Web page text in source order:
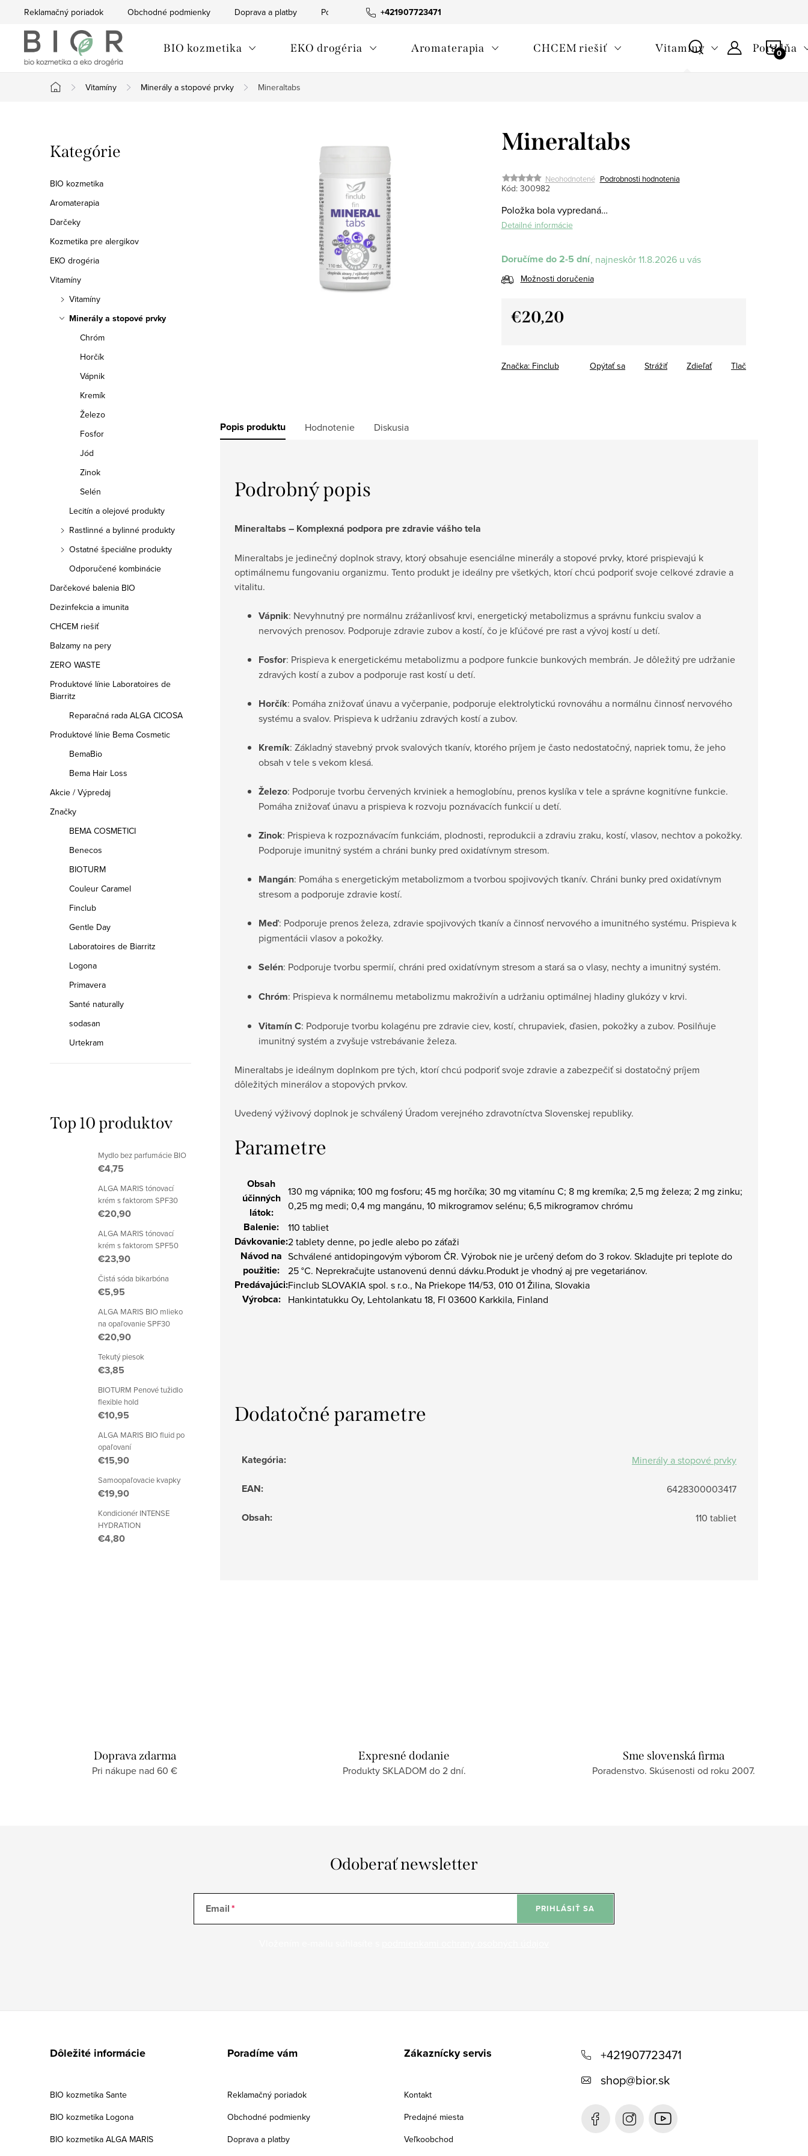
+421907723471
Reklamačný poriadok Obchodné podmienky Doprava a platby Podmienky ochrany osobných údajov
BIO kozmetika EKO drogéria Aromaterapia CHCEM riešiť Vitamíny Poradňa
Domov
Vitamíny Minerály a stopové prvky Mineraltabs
o
č
n
ý
p
a
n
Preskočiť
kategórie
Kategórie
BIO kozmetika
Aromaterapia
Darčeky
Kozmetika pre alergikov
EKO drogéria
Vitamíny
Vitamíny
Minerály a stopové prvky
Chróm
Horčík
Vápnik
Kremík
Železo
Fosfor
Jód
Zinok
Selén
Lecitín a olejové produkty
Rastlinné a bylinné produkty
Ostatné špeciálne produkty
Odporučené kombinácie
Darčekové balenia BIO
Dezinfekcia a imunita
CHCEM riešiť
Balzamy na pery
ZERO WASTE
Produktové línie Laboratoires de
Biarritz
Reparačná rada ALGA CICOSA
Produktové línie Bema Cosmetic
BemaBio
Bema Hair Loss
Akcie / Výpredaj
Značky
BEMA COSMETICI
Benecos
BIOTURM
Couleur Caramel
Finclub
Gentle Day
Laboratoires de Biarritz
Logona
Primavera
Santé naturally
sodasan
Urtekram
Top 10 produktov
Mydlo bez parfumácie BIO
€4,75
ALGA MARIS tónovací
krém s faktorom SPF30
€20,90
ALGA MARIS tónovací
krém s faktorom SPF50
€23,90
Čistá sóda bikarbóna
€5,95
ALGA MARIS BIO mlieko
na opaľovanie SPF30
€20,90
Tekutý piesok
€3,85
BIOTURM Penové tužidlo
flexible hold
€10,95
ALGA MARIS BIO fluid po
opaľovaní
€15,90
Samoopaľovacie kvapky
€19,90
Kondicionér INTENSE
HYDRATION
€4,80
Mineraltabs
Neohodnotené Podrobnosti hodnotenia
Kód: 300982
Položka bola vypredaná…
Detailné informácie
Doručíme do 2-5 dní 11.8.2026
Možnosti doručenia
€20,20
Značka: Finclub Tlač
Opýtať sa Strážiť Zdieľať
Popis produktu Hodnotenie Diskusia
Podrobný popis
Mineraltabs – Komplexná podpora pre zdravie vášho tela
Mineraltabs je jedinečný doplnok stravy, ktorý obsahuje esenciálne minerály a stopové prvky, ktoré prispievajú k
optimálnemu fungovaniu organizmu. Tento produkt je ideálny pre všetkých, ktorí chcú podporiť svoje celkové zdravie a
vitalitu.
Vápnik: Nevyhnutný pre normálnu zrážanlivosť krvi, energetický metabolizmus a správnu funkciu svalov a
nervových prenosov. Podporuje zdravie zubov a kostí, čo je kľúčové pre rast a vývoj kostí u detí.
Fosfor: Prispieva k energetickému metabolizmu a podpore funkcie bunkových membrán. Je dôležitý pre udržanie
zdravých kostí a zubov a podporuje rast kostí u detí.
Horčík: Pomáha znižovať únavu a vyčerpanie, podporuje elektrolytickú rovnováhu a normálnu činnosť nervového
systému a svalov. Prispieva k udržaniu zdravých kostí a zubov.
Kremík: Základný stavebný prvok svalových tkanív, ktorého príjem je často nedostatočný, napriek tomu, že jeho
obsah v tele s vekom klesá.
Železo: Podporuje tvorbu červených krviniek a hemoglobínu, prenos kyslíka v tele a správne kognitívne funkcie.
Pomáha znižovať únavu a prispieva k rozvoju poznávacích funkcií u detí.
Zinok: Prispieva k rozpoznávacím funkciám, plodnosti, reprodukcii a zdraviu zraku, kostí, vlasov, nechtov a pokožky.
Podporuje imunitný systém a chráni bunky pred oxidatívnym stresom.
Mangán: Pomáha s energetickým metabolizmom a tvorbou spojivových tkanív. Chráni bunky pred oxidatívnym
stresom a podporuje zdravie kostí.
Meď: Podporuje prenos železa, zdravie spojivových tkanív a činnosť nervového a imunitného systému. Prispieva k
pigmentácii vlasov a pokožky.
Selén: Podporuje tvorbu spermií, chráni pred oxidatívnym stresom a stará sa o vlasy, nechty a imunitný systém.
Chróm: Prispieva k normálnemu metabolizmu makroživín a udržaniu optimálnej hladiny glukózy v krvi.
Vitamín C: Podporuje tvorbu kolagénu pre zdravie ciev, kostí, chrupaviek, ďasien, pokožky a zubov. Posilňuje
imunitný systém a zvyšuje vstrebávanie železa.
Mineraltabs je ideálnym doplnkom pre tých, ktorí chcú podporiť svoje zdravie a zabezpečiť si dostatočný príjem
dôležitých minerálov a stopových prvkov.
Uvedený výživový doplnok je schválený Úradom verejného zdravotníctva Slovenskej republiky.
Parametre
Obsah
účinných
látok:
130 mg vápnika; 100 mg fosforu; 45 mg horčíka; 30 mg vitamínu C; 8 mg kremíka; 2,5 mg železa; 2 mg zinku;
0,25 mg medi; 0,4 mg mangánu, 10 mikrogramov selénu; 6,5 mikrogramov chrómu
Balenie: 110 tabliet
Dávkovanie:2 tablety denne, po jedle alebo po záťaži
Návod na
použitie:
Schválené antidopingovým výborom ČR. Výrobok nie je určený deťom do 3 rokov. Skladujte pri teplote do
25 °C. Neprekračujte ustanovenú dennú dávku.Produkt je vhodný aj pre vegetariánov.
Predávajúci:Finclub SLOVAKIA spol. s r.o., Na Priekope 114/53, 010 01 Žilina, Slovakia
Výrobca: Hankintatukku Oy, Lehtolankatu 18, FI 03600 Karkkila, Finland
Dodatočné parametre
Kategória: Minerály a stopové prvky
EAN: 6428300003417
Obsah: 110 tabliet
Doprava zdarma
Pri nákupe nad 60 €
Expresné dodanie
Produkty SKLADOM do 2 dní.
Sme slovenská firma
Poradenstvo. Skúsenosti od roku 2007.
Odoberať newsletter
Email PRIHLÁSIŤ SA
Dôležité informácie
BIO kozmetika Sante
BIO kozmetika Logona
BIO kozmetika ALGA MARIS
Poradíme vám
Reklamačný poriadok
Obchodné podmienky
Doprava a platby
Zákaznícky servis
Kontakt
Predajné miesta
Veľkoobchod
+421907723471
shop@bior.sk